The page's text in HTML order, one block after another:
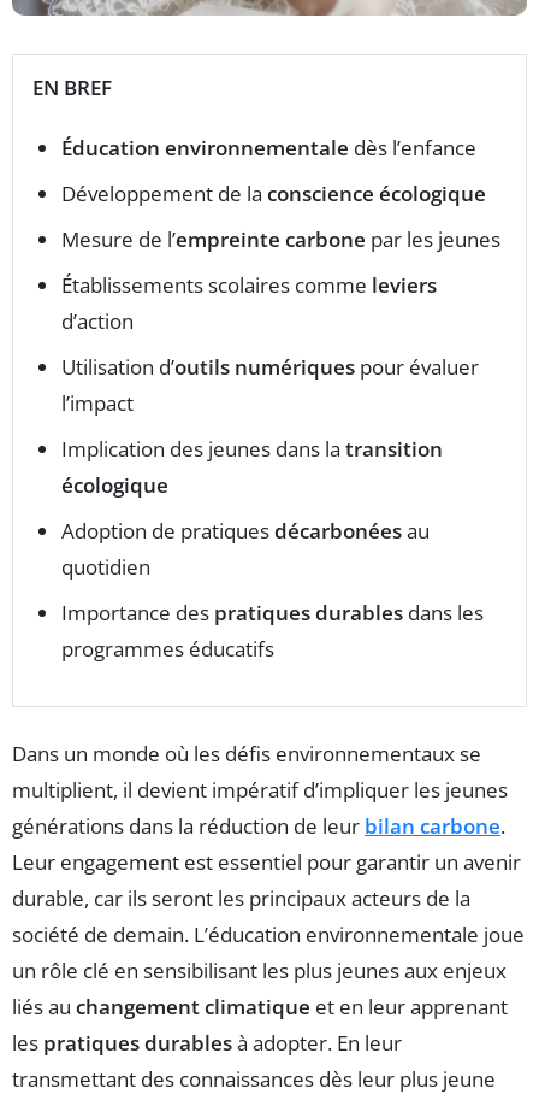
EN BREF
Éducation environnementale dès l’enfance
Développement de la conscience écologique
Mesure de l’empreinte carbone par les jeunes
Établissements scolaires comme leviers
d’action
Utilisation d’outils numériques pour évaluer
l’impact
Implication des jeunes dans la transition
écologique
Adoption de pratiquesdécarbonéesau
quotidien
Importance des pratiques durables dans les
programmes éducatifs
Dans un monde où les défis environnementaux se
multiplient, il devient impératif d’impliquer les jeunes
générations dans la réduction de leur bilan carbone.
Leur engagement est essentiel pour garantir un avenir
durable, car ils seront les principaux acteurs de la
société de demain. L’éducation environnementale joue
un rôle clé en sensibilisant les plus jeunes aux enjeux
liés au changement climatique et en leur apprenant
les pratiques durablesà adopter. En leur
transmettant des connaissances dès leur plus jeune